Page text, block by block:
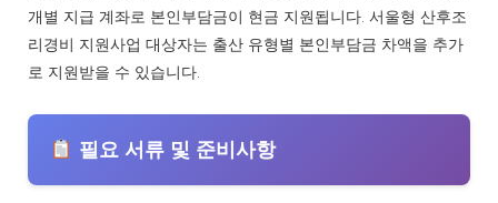
개별 지급 계좌로 본인부담금이 현금 지원됩니다. 서울형 산후조
리경비 지원사업 대상자는 출산 유형별 본인부담금 차액을 추가
로 지원받을 수 있습니다.
필요 서류 및 준비사항